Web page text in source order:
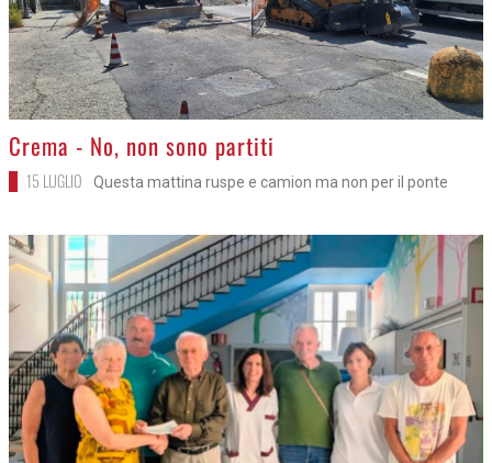
>
Crema - No, non sono partiti
15 LUGLIO Questa mattina ruspe e camion ma non per il ponte